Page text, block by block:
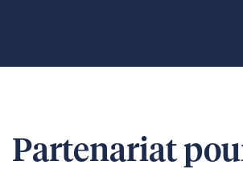
Partenariat